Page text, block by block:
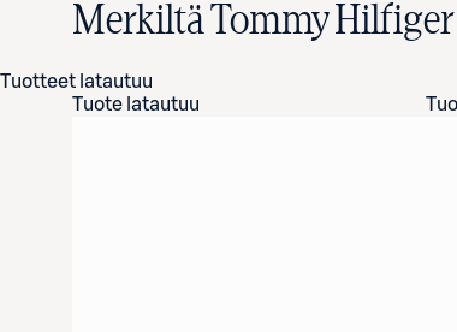
Merkiltä Tommy Hilfiger
Tuotteet latautuu
Tuote latautuu